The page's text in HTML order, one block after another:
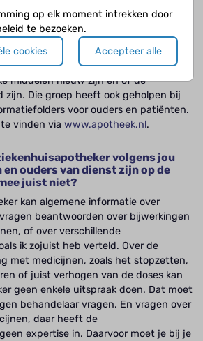
kinderformularium dat gebruikt wordt
en huisartsen. Daarin staan de
worden bij kinderen, met de
die te verwachten zijn. Dat
groep experts die elke twee
middelen nieuw zijn en of de
zijn. Die groep heeft ook geholpen bij
voor ouders en patiënten.
te vinden viawww.apotheek.nl.
volgens jou
ouders van dienst zijn op de
juist niet?
kan algemene informatie over
beantwoorden over bijwerkingen
of over verschillende
ik zojuist heb verteld. Over de
met medicijnen, zoals het stopzetten,
of juist verhogen van de doses kan
geen enkele uitspraak doen. Dat moet
behandelaar vragen. En vragen over
daar heeft de
expertise in. Daarvoor moet je bij je
op elk moment intrekken door
te bezoeken.
cookies
Accepteer alle